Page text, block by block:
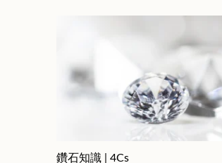
鑽石知識 | 4Cs